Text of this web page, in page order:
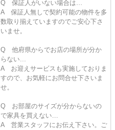
Q 保証人がいない場合は…
A 保証人無しで契約可能の物件を多
数取り揃えていますのでご安心下さ
いませ。
Q 他府県からでお店の場所が分か
らない…
A お迎えサービスも実施しておりま
すので、お気軽にお問合せ下さいま
せ。
Q お部屋のサイズが分からないの
で家具を買えない…
A 営業スタッフにお伝え下さい。ご